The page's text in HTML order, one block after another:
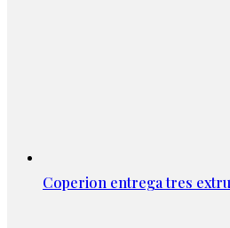
Coperion entrega tres